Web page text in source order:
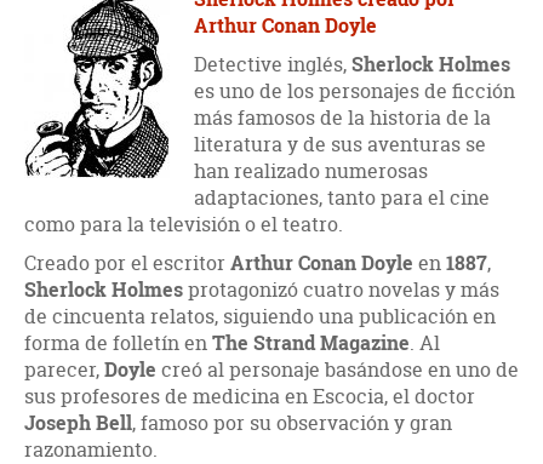
Arthur Conan Doyle
Detective inglés,Sherlock Holmes
es uno de los personajes de ficción
más famosos de la historia de la
literatura y de sus aventuras se
han realizado numerosas
adaptaciones, tanto para el cine
como para la televisión o el teatro.
Creado por el escritor Arthur Conan Doyle en1887,
Sherlock Holmesprotagonizó cuatro novelas y más
de cincuenta relatos, siguiendo una publicación en
forma de folletín enThe Strand Magazine. Al
parecer,Doyle creó al personaje basándose en uno de
sus profesores de medicina en Escocia, el doctor
Joseph Bell, famoso por su observación y gran
razonamiento.